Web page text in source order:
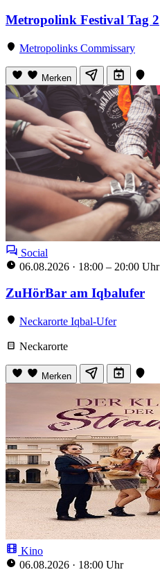
Metropolink Festival Tag 2
Metropolinks Commissary
Merken
Social
06.08.2026 · 18:00 – 20:00 Uhr
ZuHörBar am Iqbalufer
Neckarorte Iqbal-Ufer
Neckarorte
Merken
Kino
06.08.2026 · 18:00 Uhr